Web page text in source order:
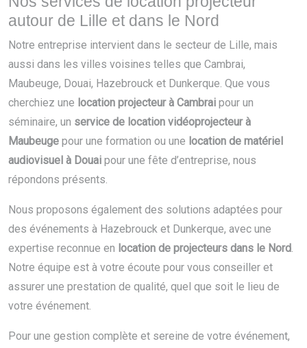
autour de Lille et dans le Nord
Notre entreprise intervient dans le secteur de Lille, mais
aussi dans les villes voisines telles que Cambrai,
Maubeuge, Douai, Hazebrouck et Dunkerque. Que vous
cherchiez une location projecteur à Cambrai pour un
séminaire, un service de location vidéoprojecteur à
Maubeuge pour une formation ou une location de matériel
audiovisuel à Douai pour une fête d’entreprise, nous
répondons présents.
Nous proposons également des solutions adaptées pour
des événements à Hazebrouck et Dunkerque, avec une
expertise reconnue en location de projecteurs dans le Nord.
Notre équipe est à votre écoute pour vous conseiller et
assurer une prestation de qualité, quel que soit le lieu de
votre événement.
Pour une gestion complète et sereine de votre événement,